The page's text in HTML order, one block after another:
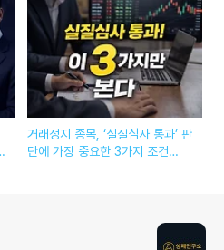
거래정지 종목, ‘실질심사 통과’ 판
단에 가장 중요한 3가지 조건